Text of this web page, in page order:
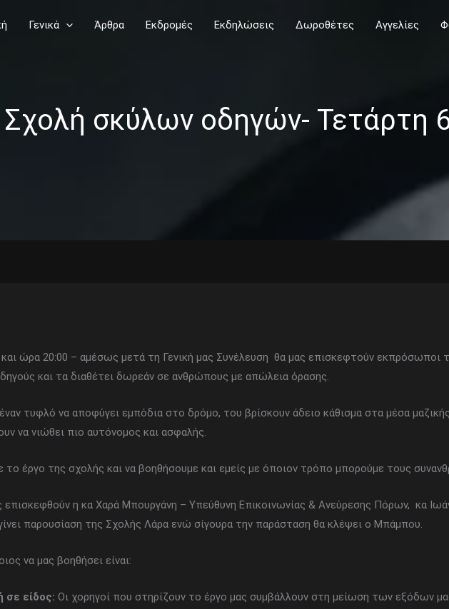
Γενικά Άρθρα Εκδρομές Εκδηλώσεις Δωροθέτες Αγγελίες
Σχολή σκύλων οδηγών- Τετάρτη
ώρα 20:00 – αμέσως μετά τη Γενική μας Συνέλευση θα μας επισκεφτούν εκπρόσωποι
και τα διαθέτει δωρεάν σε ανθρώπους με απώλεια όρασης.
τυφλό να αποφύγει εμπόδια στο δρόμο, του βρίσκουν άδειο κάθισμα στα μέσα
να νιώθει πιο αυτόνομος και ασφαλής.
το έργο της σχολής και να βοηθήσουμε και εμείς με όποιον τρόπο μπορούμε τους
επισκεφθούν η κα Χαρά Μπουργάνη – Υπεύθυνη Επικοινωνίας & Ανεύρεσης Πόρων, κα
παρουσίαση της Σχολής Λάρα ενώ σίγουρα την παράσταση θα κλέψει ο Μπάμπου.
να μας βοηθήσει είναι:
σε είδος: Οι χορηγοί που στηρίζουν το έργο μας συμβάλλουν στη μείωση των εξόδων